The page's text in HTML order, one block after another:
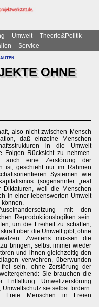
Umwelt
Theorie&Politik
Service
OHNE
also nicht zwischen Mensch
daß einzelne Menschen
in die Umwelt
Folgen Rücksicht zu nehmen.
auch eine Zerstörung der
ist, geschieht nur im Rahmen
Systemen wie
(sogenannter „real
Diktaturen, weil die Menschen
in einer lebenswerten Umwelt
können.
mit den
Reproduktionslogiken sein.
um die Freiheit zu schaffen,
über die Umwelt gibt, ohne
Zweitens müssen die
bringen, selbst immer wieder
und ihnen gleichzeitig den
verwehren, überwunden
sein, ohne Zerstörung der
Sie brauchen die
Umweltzerstörung
sie selbst fördern.
Freie Menschen in Freien